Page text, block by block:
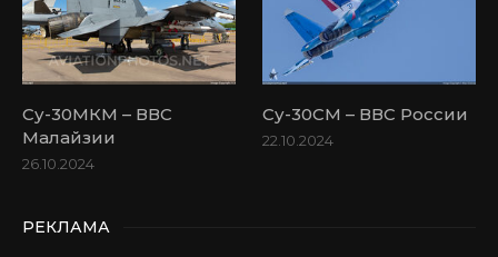
Су-30МКМ – ВВС
Малайзии
26.10.2024
Су-30СМ – ВВС России
22.10.2024
РЕКЛАМА